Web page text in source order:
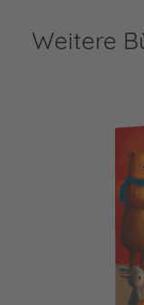
Weitere